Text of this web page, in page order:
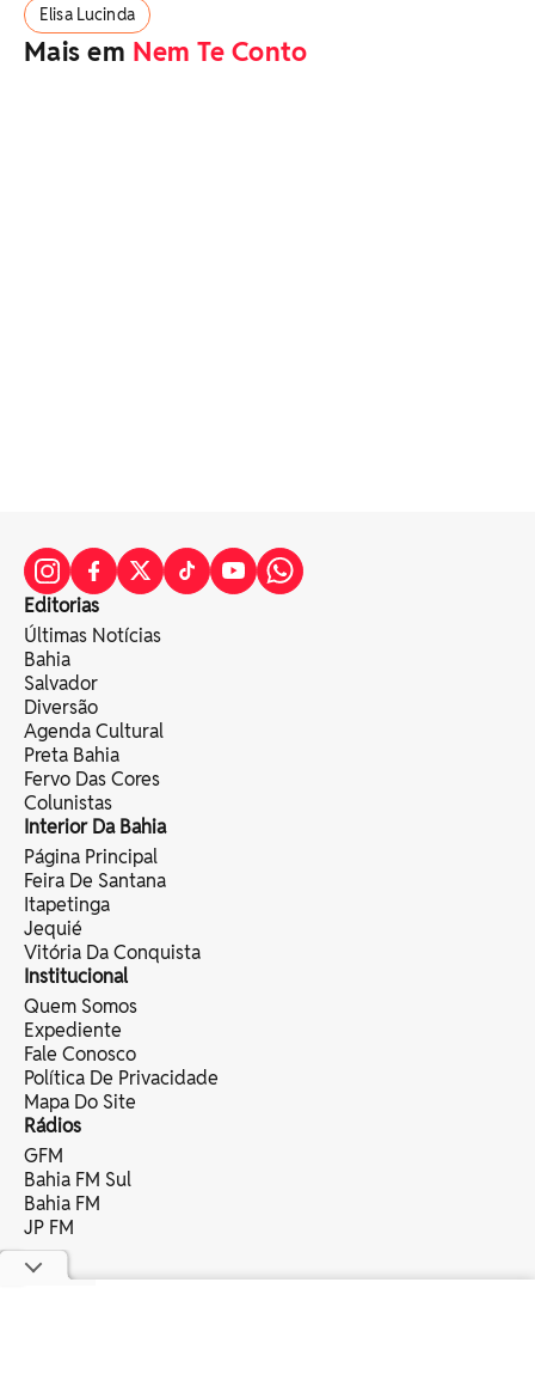
Elisa Lucinda
Mais em Nem Te Conto
Editorias
Últimas Notícias
Bahia
Salvador
Diversão
Agenda Cultural
Preta Bahia
Fervo Das Cores
Colunistas
Interior Da Bahia
Página Principal
Feira De Santana
Itapetinga
Jequié
Vitória Da Conquista
Institucional
Quem Somos
Expediente
Fale Conosco
Política De Privacidade
Mapa Do Site
Rádios
GFM
Bahia FM Sul
Bahia FM
JP FM